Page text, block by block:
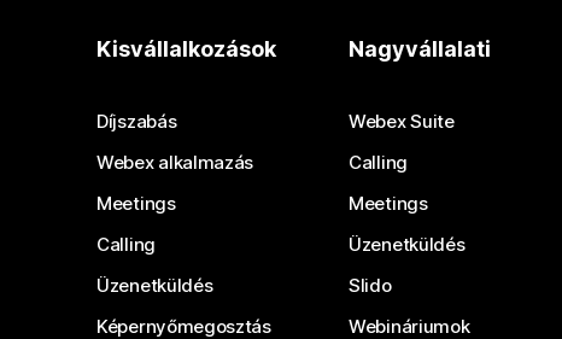
Kisvállalkozások
Díjszabás
Webex alkalmazás
Meetings
Calling
Üzenetküldés
Képernyőmegosztás
Nagyvállalati
Webex Suite
Calling
Meetings
Üzenetküldés
Slido
Webináriumok